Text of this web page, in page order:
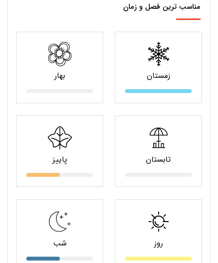
مناسب ترین فصل و زمان
زمستان بهار
تابستان پاییز
روز شب